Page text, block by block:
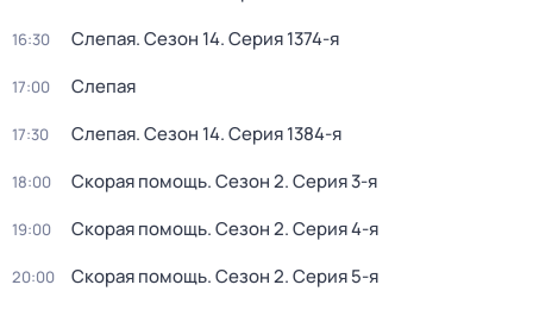
16:30 Слепая. Сезон 14. Серия 1374-я
17:00 Слепая
17:30 Слепая. Сезон 14. Серия 1384-я
18:00 Скорая помощь. Сезон 2. Серия 3-я
19:00 Скорая помощь. Сезон 2. Серия 4-я
20:00 Скорая помощь. Сезон 2. Серия 5-я